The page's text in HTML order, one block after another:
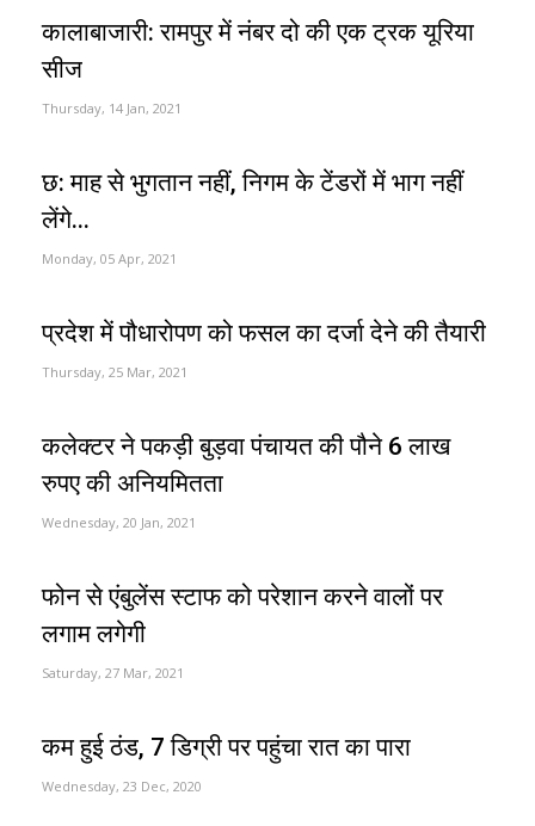
कालाबाजारी: रामपुर में नंबर दो की एक ट्रक यूरिया
सीज
Thursday, 14 Jan, 2021
छ: माह से भुगतान नहीं, निगम के टेंडरों में भाग नहीं
लेंगे...
Monday, 05 Apr, 2021
प्रदेश में पौधारोपण को फसल का दर्जा देने की तैयारी
Thursday, 25 Mar, 2021
कलेक्टर ने पकड़ी बुड़वा पंचायत की पौने 6 लाख
रुपए की अनियमितता
Wednesday, 20 Jan, 2021
फोन से एंबुलेंस स्टाफ को परेशान करने वालों पर
लगाम लगेगी
Saturday, 27 Mar, 2021
कम हुई ठंड, 7 डिग्री पर पहुंचा रात का पारा
Wednesday, 23 Dec, 2020